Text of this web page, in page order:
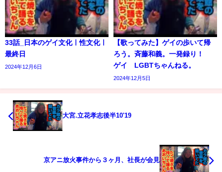
33話_日本のゲイ文化ㅣ性文化ㅣ
最終日
2024年12月6日
【歌ってみた】ゲイの歩いて帰
ろう。斉藤和義。一発録り！
ゲイ LGBTちゃんねる。
2024年12月5日
大宮.立花孝志後半10'19
京アニ放火事件から３ヶ月、社長が会見